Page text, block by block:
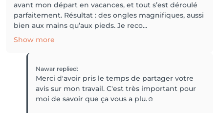
avant mon départ en vacances, et tout s’est déroulé
parfaitement. Résultat : des ongles magnifiques, aussi
bien aux mains qu’aux pieds. Je reco...
Show more
Nawar replied:
Merci d'avoir pris le temps de partager votre
avis sur mon travail. C'est très important pour
moi de savoir que ça vous a plu.☺️